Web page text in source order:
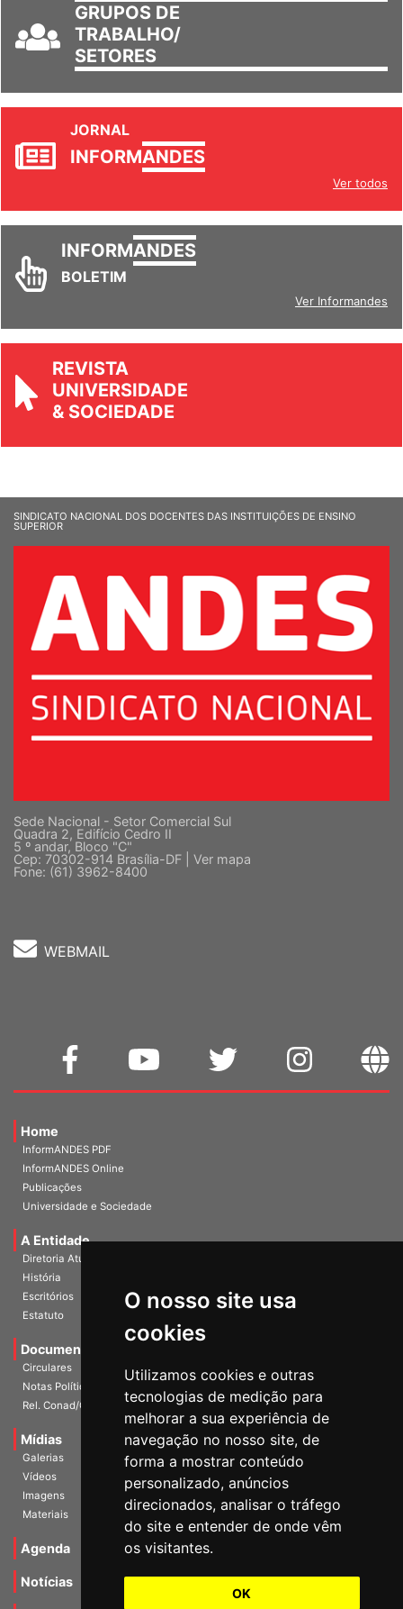
O nosso site usa
cookies
Utilizamos cookies e outras
tecnologias de medição para
melhorar a sua experiência de
navegação no nosso site, de
forma a mostrar conteúdo
personalizado, anúncios
direcionados, analisar o tráfego
do site e entender de onde vêm
os visitantes.
OK
GRUPOS DE
TRABALHO/
SETORES
JORNAL
INFORMANDES
Ver todos
INFORMANDES
BOLETIM
Ver Informandes
REVISTA
UNIVERSIDADE
& SOCIEDADE
SINDICATO NACIONAL DOS DOCENTES DAS INSTITUIÇÕES DE ENSINO
SUPERIOR
Sede Nacional - Setor Comercial Sul
Quadra 2, Edifício Cedro II
5 º andar, Bloco "C"
Cep: 70302-914 Brasília-DF | Ver mapa
Fone: (61) 3962-8400
WEBMAIL
Home
InformANDES PDF
InformANDES Online
Publicações
Universidade e Sociedade
A Entidade
Diretoria Atual
História
Escritórios
Estatuto
Documentos
Circulares
Notas Políticas
Rel. Conad/Congresso
Mídias
Galerias
Vídeos
Imagens
Materiais
Agenda
Notícias